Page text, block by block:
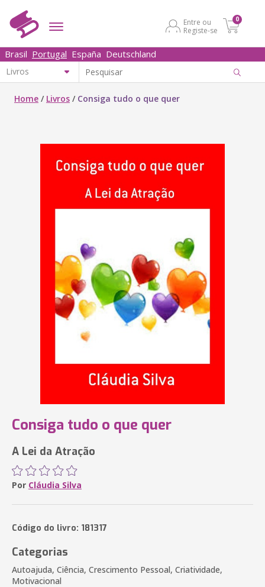
Entre ou
Registe-se
0
Brasil Portugal España Deutschland
Home / Livros / Consiga tudo o que quer
Consiga tudo o que quer
A Lei da Atração
Por Cláudia Silva
Código do livro: 181317
Categorias
Autoajuda, Ciência, Crescimento Pessoal, Criatividade,
Motivacional